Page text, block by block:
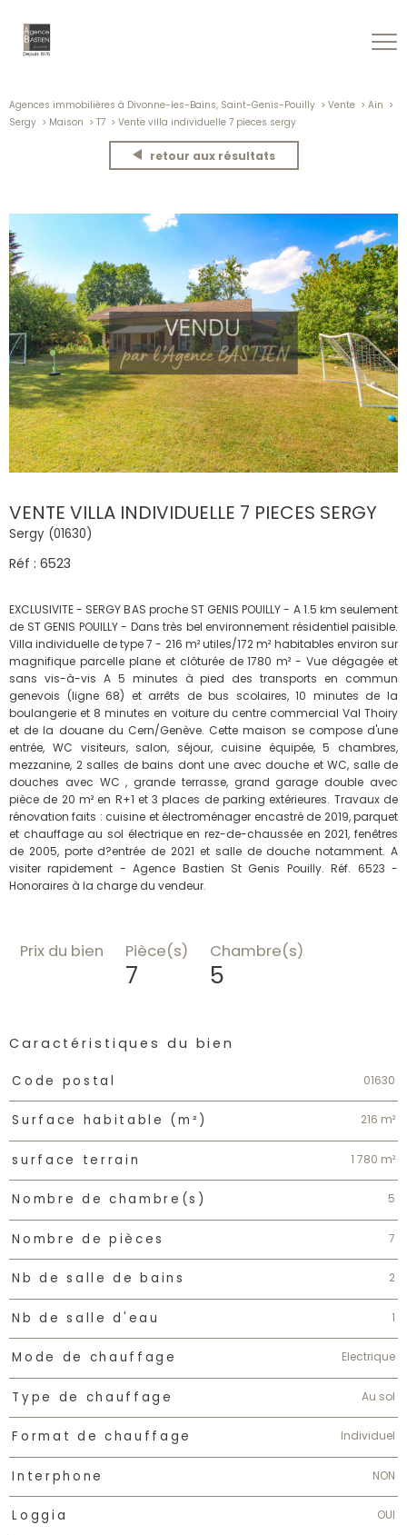
Agences immobilières à Divonne-les-Bains, Saint-Genis-Pouilly Vente
Ain
Sergy
Maison T7 Vente villa individuelle 7 pieces sergy
retour aux résultats
VENTE VILLA INDIVIDUELLE 7 PIECES SERGY
Sergy (01630)
Réf : 6523
EXCLUSIVITE - SERGY BAS proche ST GENIS POUILLY - A 1.5 km seulement
de ST GENIS POUILLY - Dans très bel environnement résidentiel paisible.
Villa individuelle de type 7 - 216 m² utiles/172 m² habitables environ sur
magnifique parcelle plane et clôturée de 1780 m² - Vue dégagée et
sans vis-à-vis A 5 minutes à pied des transports en commun
genevois (ligne 68) et arrêts de bus scolaires, 10 minutes de la
boulangerie et 8 minutes en voiture du centre commercial Val Thoiry
et de la douane du Cern/Genève. Cette maison se compose d'une
entrée, WC visiteurs, salon, séjour, cuisine équipée, 5 chambres,
mezzanine, 2 salles de bains dont une avec douche et WC, salle de
douches avec WC , grande terrasse, grand garage double avec
pièce de 20 m² en R+1 et 3 places de parking extérieures. Travaux de
rénovation faits : cuisine et électroménager encastré de 2019, parquet
et chauffage au sol électrique en rez-de-chaussée en 2021, fenêtres
de 2005, porte d?entrée de 2021 et salle de douche notamment. A
visiter rapidement - Agence Bastien St Genis Pouilly. Réf. 6523 -
Honoraires à la charge du vendeur.
Prix du bien Pièce(s)
7
Chambre(s)
5
Caractéristiques du bien
Caractéristiques Valeurs
Code postal 01630
Surface habitable (m²) 216 m²
surface terrain 1 780 m²
Nombre de chambre(s) 5
Nombre de pièces 7
Nb de salle de bains 2
Nb de salle d'eau 1
Mode de chauffage Electrique
Type de chauffage Au sol
Format de chauffage Individuel
Interphone NON
Loggia OUI